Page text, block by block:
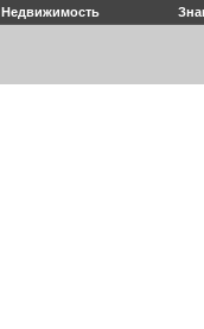
Недвижимость